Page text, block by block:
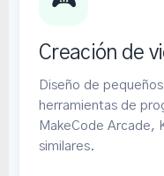
Creación de
Diseño de
herramientas de
MakeCode Arcade,
similares.